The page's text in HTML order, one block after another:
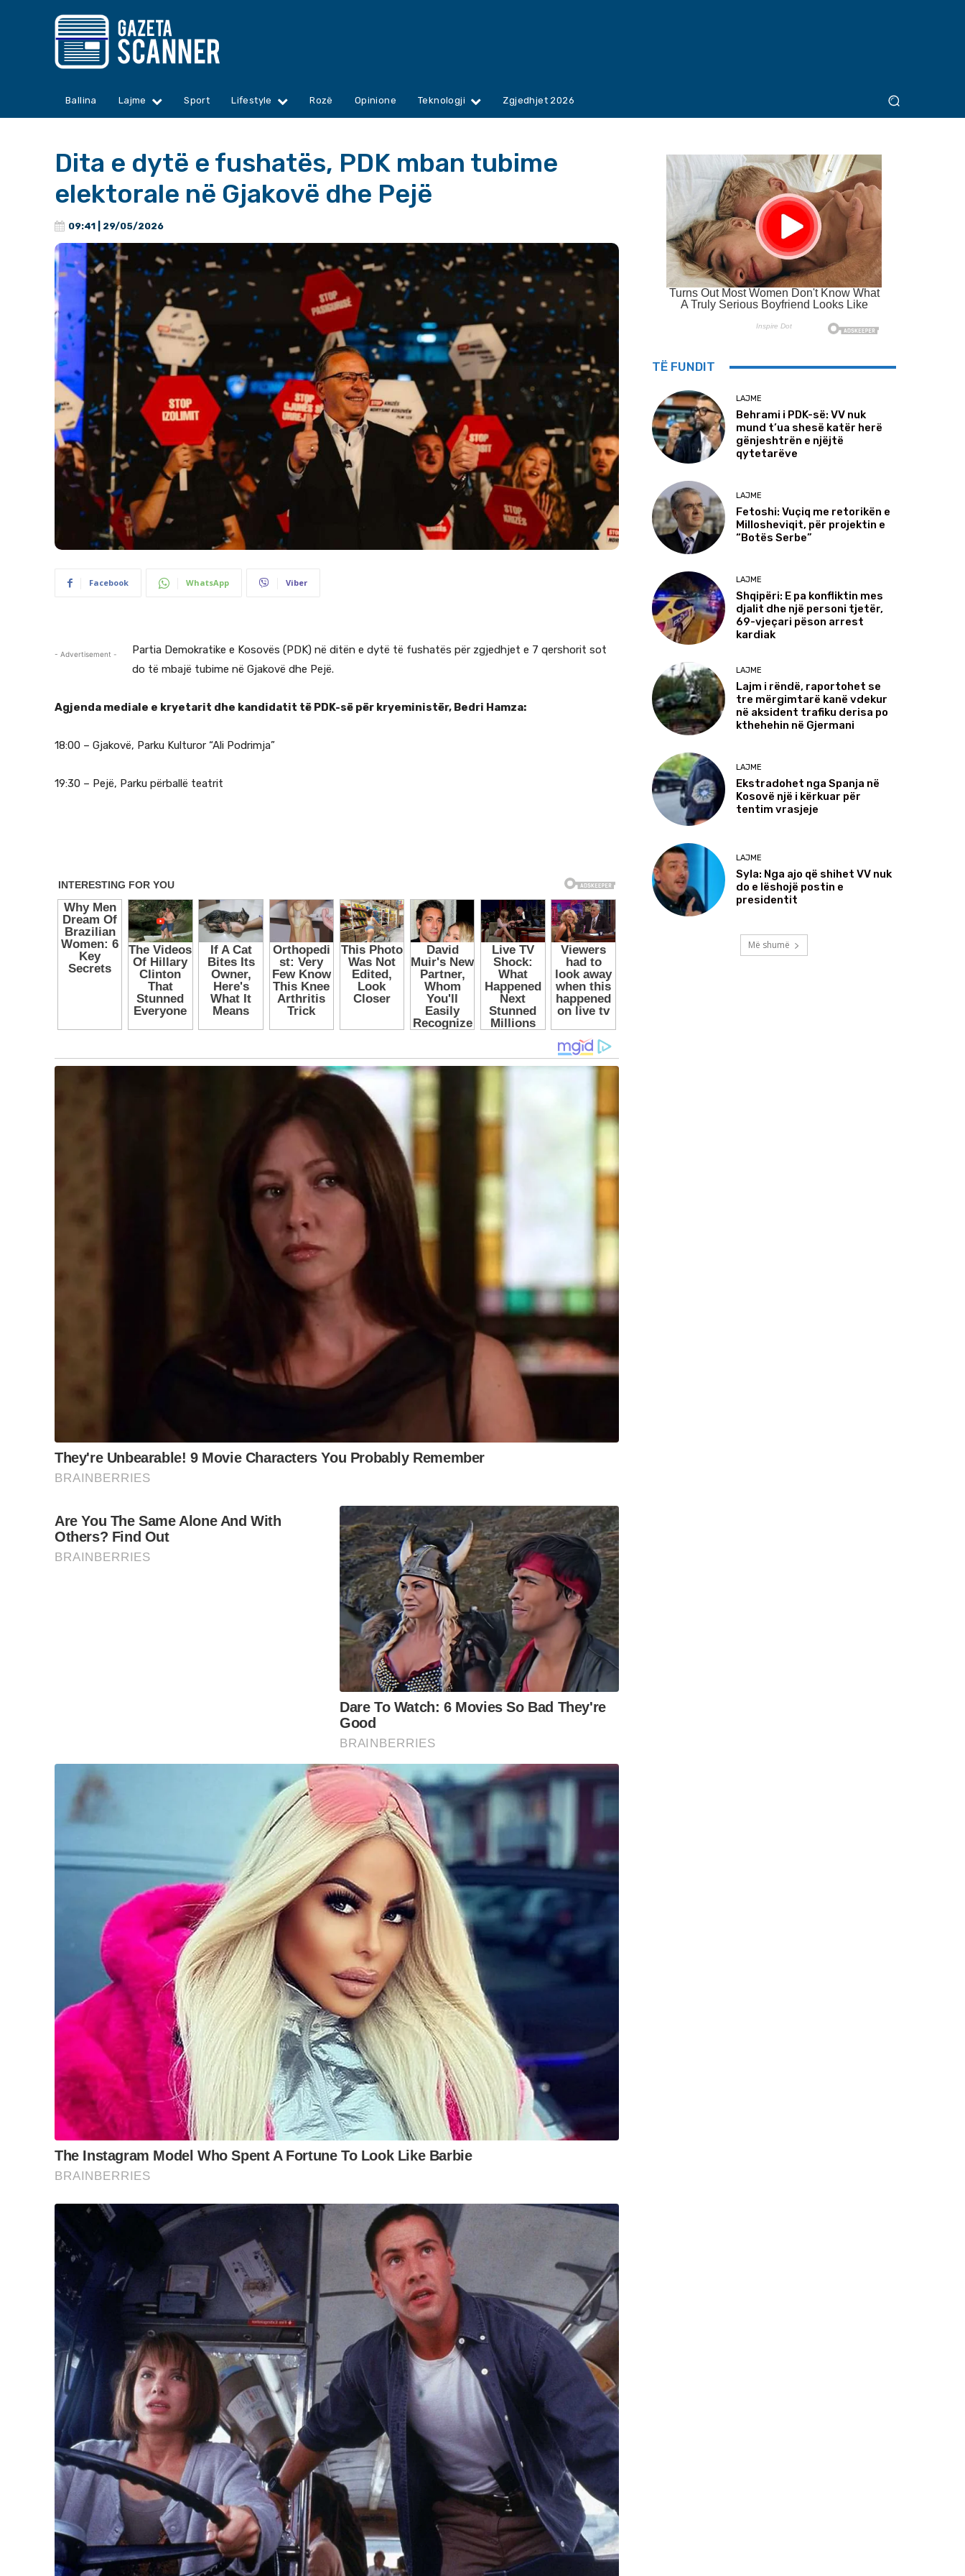
Ballina Lajme Sport Lifestyle Rozë Opinione Teknologji Zgjedhjet 2026
Dita e dytë e fushatës, PDK mban tubime
elektorale në Gjakovë dhe Pejë
09:41 | 29/05/2026
Facebook WhatsApp Viber
- Advertisement -
Partia Demokratike e Kosovës (PDK) në ditën e dytë të fushatës për zgjedhjet e 7 qershorit sot
do të mbajë tubime në Gjakovë dhe Pejë.
Agjenda mediale e kryetarit dhe kandidatit të PDK-së për kryeministër, Bedri Hamza:
18:00 – Gjakovë, Parku Kulturor “Ali Podrimja”
19:30 – Pejë, Parku përballë teatrit
TË FUNDIT
LAJME
Behrami i PDK-së: VV nuk
mund t’ua shesë katër herë
gënjeshtrën e njëjtë
qytetarëve
LAJME
Fetoshi: Vuçiq me retorikën e
Millosheviqit, për projektin e
“Botës Serbe”
LAJME
Shqipëri: E pa konfliktin mes
djalit dhe një personi tjetër,
69-vjeçari pëson arrest
kardiak
LAJME
Lajm i rëndë, raportohet se
tre mërgimtarë kanë vdekur
në aksident trafiku derisa po
kthehehin në Gjermani
LAJME
Ekstradohet nga Spanja në
Kosovë një i kërkuar për
tentim vrasjeje
LAJME
Syla: Nga ajo që shihet VV nuk
do e lëshojë postin e
presidentit
Më shumë